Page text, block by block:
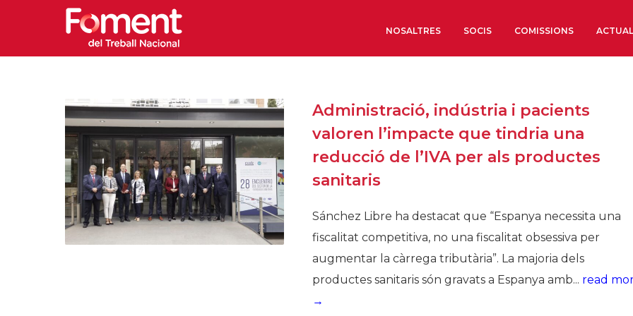
NOSALTRES
Òrgans de Govern
Òrgans Consultius
Estructura Executiva
Econòmics i Socials
Organitzacions
Organitzacions
SOCIS COMISSIONS
Administració, indústria i pacients
valoren l’impacte que tindria una
reducció de l’IVA per als productes
sanitaris
Sánchez Libre ha destacat que “Espanya necessita una
fiscalitat competitiva, no una fiscalitat obsessiva per
augmentar la càrrega tributària”. La majoria dels
productes sanitaris són gravats a Espanya amb... read
→